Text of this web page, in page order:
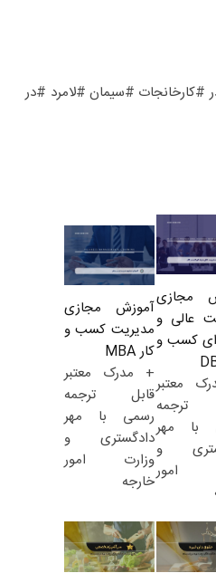
#سیمان #لامرد #در
مجازی
عالی و
کسب و
معتبر
ترجمه
با مهر
و
امور
آموزش مجازی
مدیریت کسب و
کار MBA
+ مدرک معتبر
قابل ترجمه
رسمی با مهر
دادگستری و
وزارت امور
خارجه